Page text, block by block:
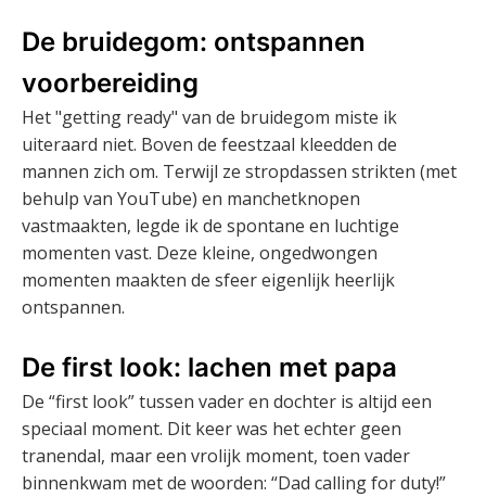
De bruidegom: ontspannen
voorbereiding
Het "getting ready" van de bruidegom miste ik
uiteraard niet. Boven de feestzaal kleedden de
mannen zich om. Terwijl ze stropdassen strikten (met
behulp van YouTube) en manchetknopen
vastmaakten, legde ik de spontane en luchtige
momenten vast. Deze kleine, ongedwongen
momenten maakten de sfeer eigenlijk heerlijk
ontspannen.
De first look: lachen met papa
De “first look” tussen vader en dochter is altijd een
speciaal moment. Dit keer was het echter geen
tranendal, maar een vrolijk moment, toen vader
binnenkwam met de woorden: “Dad calling for duty!”